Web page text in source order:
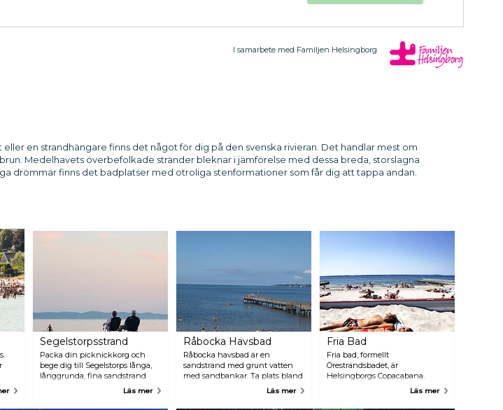
I samarbete med Familjen Helsingborg
en strandhängare finns det något för dig på den svenska rivieran. Det handlar mest om
Medelhavets överbefolkade stränder bleknar i jämförelse med dessa breda, storslagna
drömmar finns det badplatser med otroliga stenformationer som får dig att tappa andan.
Segelstorpsstrand
Packa din picknickkorg och
bege dig till Segelstorps långa,
långgrunda, fina sandstrand
njuta av en fantastisk utsikt över
Läs mer
Råbocka Havsbad
Råbocka havsbad är en
sandstrand med grunt vatten
med sandbankar. Ta plats bland
sanddynerna som längre inåt
och skog. Vackra grottor ligger
Läs mer
Fria Bad
Fria bad, formellt
Örestrandsbadet, är
Helsingborgs Copacabana.
Stranden ligger centralt i
fortfarande sol och bad på en
Läs mer